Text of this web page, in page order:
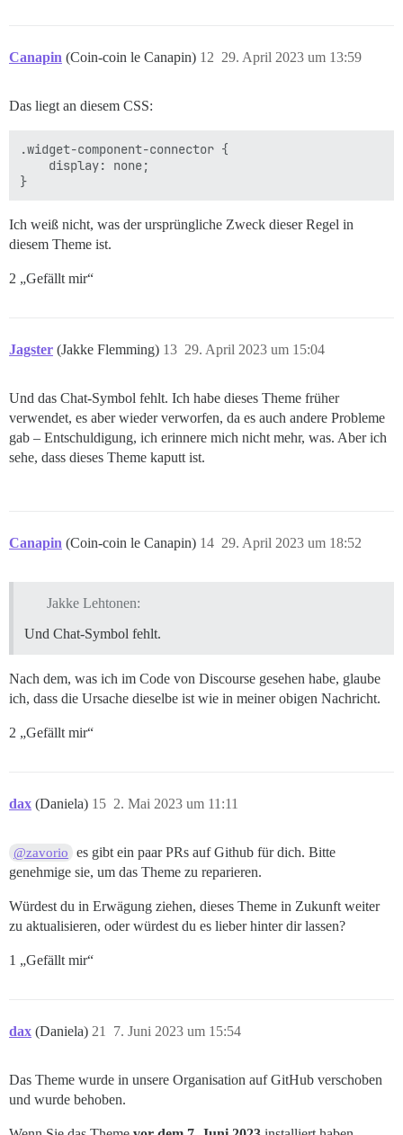
Canapin (Coin-coin le Canapin) 29. April 2023 um 13:59
12
Das liegt an diesem CSS:
.widget-component-connector {
    display: none;
Ich weiß nicht, was der ursprüngliche Zweck dieser Regel in
diesem Theme ist.
2 „Gefällt mir“
Jagster (Jakke Flemming) 29. April 2023 um 15:04
13
Und das Chat-Symbol fehlt. Ich habe dieses Theme früher
verwendet, es aber wieder verworfen, da es auch andere Probleme
gab – Entschuldigung, ich erinnere mich nicht mehr, was. Aber ich
sehe, dass dieses Theme kaputt ist.
Canapin (Coin-coin le Canapin) 29. April 2023 um 18:52
14
Jakke Lehtonen:
Und Chat-Symbol fehlt.
Nach dem, was ich im Code von Discourse gesehen habe, glaube
ich, dass die Ursache dieselbe ist wie in meiner obigen Nachricht.
2 „Gefällt mir“
dax (Daniela) 2. Mai 2023 um 11:11
15
@zavorio
es gibt ein paar PRs auf Github für dich. Bitte
genehmige sie, um das Theme zu reparieren.
Würdest du in Erwägung ziehen, dieses Theme in Zukunft weiter
zu aktualisieren, oder würdest du es lieber hinter dir lassen?
1 „Gefällt mir“
dax (Daniela) 7. Juni 2023 um 15:54
21
Das Theme wurde in unsere Organisation auf GitHub verschoben
und wurde behoben.